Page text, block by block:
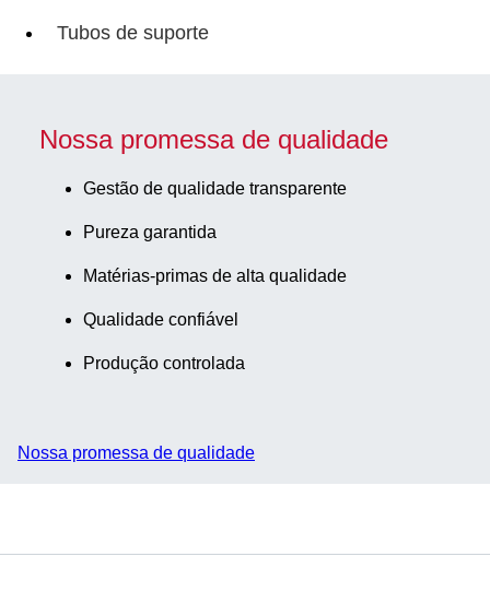
Tubos de suporte
Nossa promessa de qualidade
Gestão de qualidade transparente
Pureza garantida
Matérias-primas de alta qualidade
Qualidade confiável
Produção controlada
Nossa promessa de qualidade